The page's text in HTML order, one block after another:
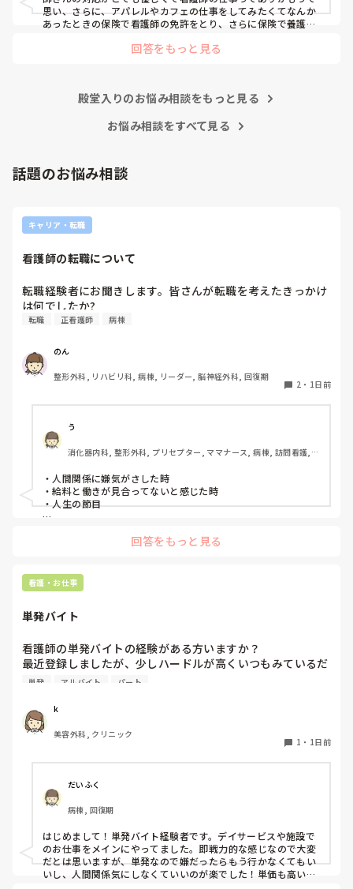
思い、さらに、アパレルやカフェの仕事をしてみたくてなんか
あったときの保険で看護師の免許をとり、さらに保険で養護教
回答をもっと見る
殿堂入りのお悩み相談をもっと見る
お悩み相談をすべて見る
話題のお悩み相談
キャリア・転職
看護師の転職について
転職経験者にお聞きします。皆さんが転職を考えたきっかけ
は何でしたか?
転職 正看護師 病棟
のん
整形外科, リハビリ科, 病棟, リーダー, 脳神経外科, 回復期
2 ・ 1日前
う
消化器内科, 整形外科, プリセプター, ママナース, 病棟, 訪問看護,
・人間関係に嫌気がさした時
・給料と働きが見合ってないと感じた時
・人生の節目
回答をもっと見る
看護・お仕事
単発バイト
看護師の単発バイトの経験がある方いますか？
最近登録しましたが、少しハードルが高くいつもみているだ
けです。
ような雰囲気なのか知りたいです。
単発 アルバイト パート
k
美容外科, クリニック
1 ・ 1日前
だいふく
病棟, 回復期
はじめまして！単発バイト経験者です。デイサービスや施設で
のお仕事をメインにやってました。即戦力的な感じなので大変
だとは思いますが、単発なので嫌だったらもう行かなくてもい
いし、人間関係気にしなくていいのが楽でした！単価も高いで